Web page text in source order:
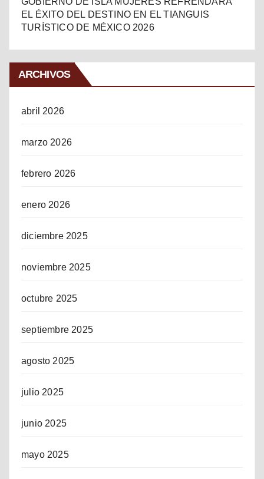
EL ÉXITO DEL DESTINO EN EL TIANGUIS
TURÍSTICO DE MÉXICO 2026
ARCHIVOS
abril 2026
marzo 2026
febrero 2026
enero 2026
diciembre 2025
noviembre 2025
octubre 2025
septiembre 2025
agosto 2025
julio 2025
junio 2025
mayo 2025